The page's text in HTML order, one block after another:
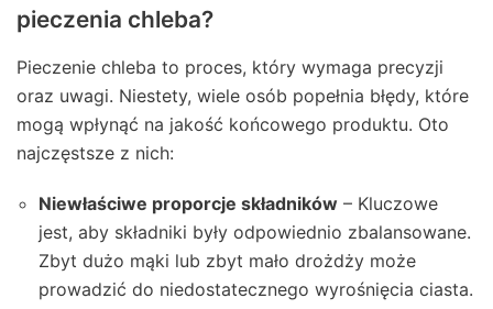
pieczenia chleba?
Pieczenie chleba to proces, który wymaga precyzji
oraz uwagi. Niestety, wiele osób popełnia błędy, które
mogą wpłynąć na jakość końcowego produktu. Oto
najczęstsze z nich:
Niewłaściwe proporcje składników – Kluczowe
jest, aby składniki były odpowiednio zbalansowane.
Zbyt dużo mąki lub zbyt mało drożdży może
prowadzić do niedostatecznego wyrośnięcia ciasta.